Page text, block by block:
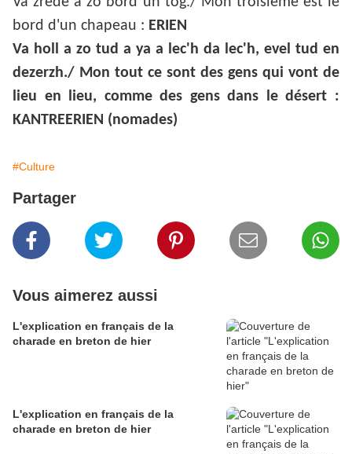
bord d'un chapeau : ERIEN
Va holl a zo tud a ya a lec'h da lec'h, evel tud en
dezerzh./ Mon tout ce sont des gens qui vont de
lieu en lieu, comme des gens dans le désert :
KANTREERIEN (nomades)
#Culture
Partager
Vous aimerez aussi
L'explication en français de la
charade en breton de hier
L'explication en français de la
charade en breton de hier